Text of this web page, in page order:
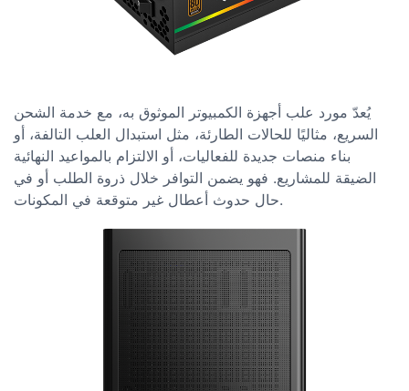
يُعدّ مورد علب أجهزة الكمبيوتر الموثوق به، مع خدمة الشحن
السريع، مثاليًا للحالات الطارئة، مثل استبدال العلب التالفة، أو
بناء منصات جديدة للفعاليات، أو الالتزام بالمواعيد النهائية
الضيقة للمشاريع. فهو يضمن التوافر خلال ذروة الطلب أو في
حال حدوث أعطال غير متوقعة في المكونات.